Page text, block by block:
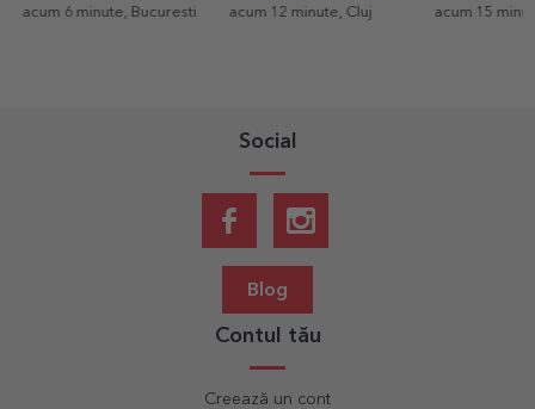
acum 12 minute, Cluj acum 15 minute, Brasov
Social
Blog
Contul tău
Creează un cont